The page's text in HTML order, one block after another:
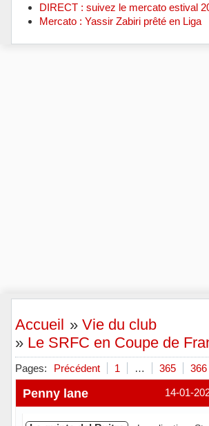
DIRECT : suivez le mercato estival
Mercato : Yassir Zabiri prêté en Liga
Accueil »Vie du club
» Le SRFC en Coupe de
Pages: Précédent 1 … 365 366
14-01-
Penny lane